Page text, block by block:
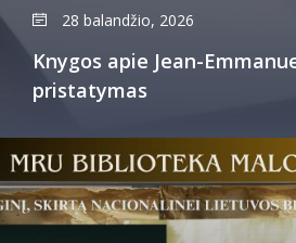
28 balandžio, 2026
Knygos apie Jean-
pristatymas